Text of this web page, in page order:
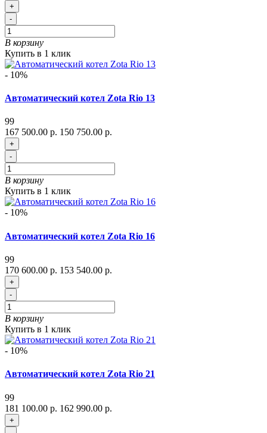
+
-
В корзину
Купить в 1 клик
- 10%
Автоматический котел Zota Rio 13
99
167 500.00 р. 150 750.00 р.
+
-
В корзину
Купить в 1 клик
- 10%
Автоматический котел Zota Rio 16
99
170 600.00 р. 153 540.00 р.
+
-
В корзину
Купить в 1 клик
- 10%
Автоматический котел Zota Rio 21
99
181 100.00 р. 162 990.00 р.
+